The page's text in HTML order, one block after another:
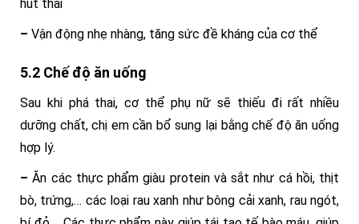
hút thai
– Vận động nhẹ nhàng, tăng sức đề kháng của cơ thể
5.2 Chế độ ăn uống
Sau khi phá thai, cơ thể phụ nữ sẽ thiếu đi rất nhiều
dưỡng chất, chị em cần bổ sung lại bằng chế độ ăn uống
hợp lý.
–Ăn các thực phẩm giàu protein và sắt như cá hồi, thịt
bò, trứng,… các loại rau xanh như bông cải xanh, rau ngót,